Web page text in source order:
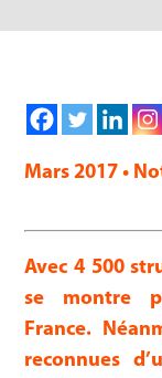
Mars 2017 •
Avec 4 500
se montre
France.
reconnues